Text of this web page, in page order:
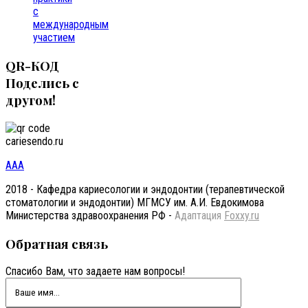
с
международным
участием
QR-КОД
Поделись с
другом!
cariesendo.ru
AAA
2018 - Кафедра кариесологии и эндодонтии (терапевтической
стоматологии и эндодонтии) МГМСУ им. А.И. Евдокимова
Министерства здравоохранения РФ - Адаптация Foxxy.ru
Обратная связь
Спасибо Вам, что задаете нам вопросы!